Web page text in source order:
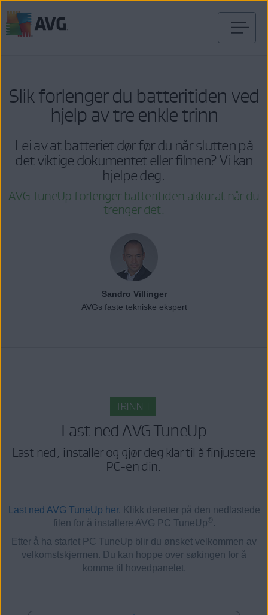
Slik forlenger du batteritiden ved
hjelp av tre enkle trinn
Lei av at batteriet dør før du når slutten på
det viktige dokumentet eller filmen? Vi kan
hjelpe deg.
AVG TuneUp forlenger batteritiden akkurat når du
trenger det.
Sandro Villinger
AVGs faste tekniske ekspert
TRINN 1
Last ned AVG TuneUp
Last ned, installer og gjør deg klar til å finjustere
PC-en din.
Last ned AVG TuneUp her. Klikk deretter på den nedlastede
filen for å installere AVG PC TuneUp ® .
Etter å ha startet PC TuneUp blir du ønsket velkommen av
velkomstskjermen. Du kan hoppe over søkingen for å
komme til hovedpanelet.